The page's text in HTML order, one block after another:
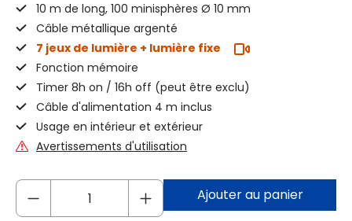
10 m de long, 100 minisphères Ø 10 mm
Câble métallique argenté
7 jeux de lumière + lumière fixe
Fonction mémoire
Timer 8h on / 16h off (peut être exclu)
Câble d'alimentation 4 m inclus
Usage en intérieur et extérieur
Avertissements d'utilisation
Ajouter au panier